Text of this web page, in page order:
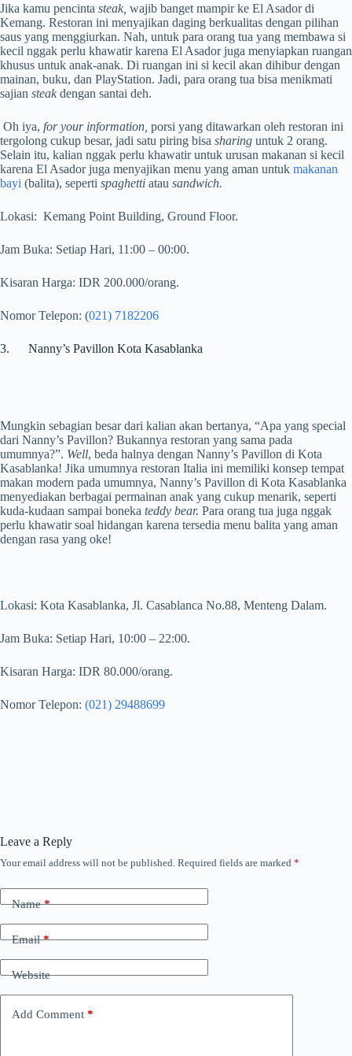
Jika kamu pencinta steak, wajib banget mampir ke El Asador di
Kemang. Restoran ini menyajikan daging berkualitas dengan pilihan
saus yang menggiurkan. Nah, untuk para orang tua yang membawa si
kecil nggak perlu khawatir karena El Asador juga menyiapkan ruangan
khusus untuk anak-anak. Di ruangan ini si kecil akan dihibur dengan
mainan, buku, dan PlayStation. Jadi, para orang tua bisa menikmati
sajian steak dengan santai deh.
Oh iya, for your information, porsi yang ditawarkan oleh restoran ini
tergolong cukup besar, jadi satu piring bisa sharing untuk 2 orang.
Selain itu, kalian nggak perlu khawatir untuk urusan makanan si kecil
karena El Asador juga menyajikan menu yang aman untuk makanan
bayi (balita), seperti spaghetti atau sandwich.
Lokasi: Kemang Point Building, Ground Floor.
Jam Buka: Setiap Hari, 11:00 – 00:00.
Kisaran Harga: IDR 200.000/orang.
Nomor Telepon: (021) 7182206
3. Nanny’s Pavillon Kota Kasablanka
Mungkin sebagian besar dari kalian akan bertanya, “Apa yang special
dari Nanny’s Pavillon? Bukannya restoran yang sama pada
umumnya?”. Well, beda halnya dengan Nanny’s Pavillon di Kota
Kasablanka! Jika umumnya restoran Italia ini memiliki konsep tempat
makan modern pada umumnya, Nanny’s Pavillon di Kota Kasablanka
menyediakan berbagai permainan anak yang cukup menarik, seperti
kuda-kudaan sampai boneka teddy bear. Para orang tua juga nggak
perlu khawatir soal hidangan karena tersedia menu balita yang aman
dengan rasa yang oke!
Lokasi: Kota Kasablanka, Jl. Casablanca No.88, Menteng Dalam.
Jam Buka: Setiap Hari, 10:00 – 22:00.
Kisaran Harga: IDR 80.000/orang.
Nomor Telepon: (021) 29488699
Leave a Reply
Your email address will not be published. Required fields are marked *
Name*
Email*
Website
Add Comment *